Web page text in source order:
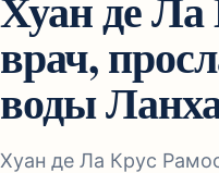
врач,
воды
Хуан де Ла Крус